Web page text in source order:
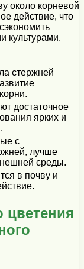
около корневой
действие, что
культурами.
стержней
достаточное
ярких и
с
лучше
среды.
в почву и
цветения